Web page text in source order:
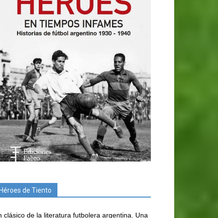
de Tiento
clásico de la literatura futbolera argentina. Una